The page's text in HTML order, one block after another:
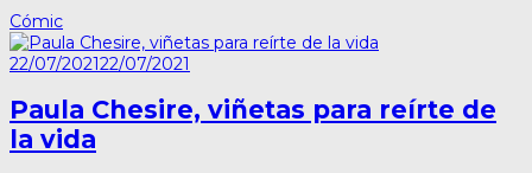
Cómic
22/07/202122/07/2021
Paula Chesire, viñetas para reírte de
la vida